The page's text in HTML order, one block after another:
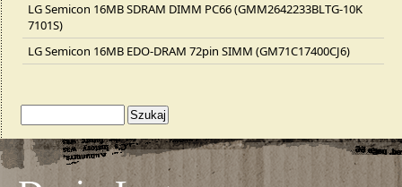
LG Semicon 16MB SDRAM DIMM PC66 (GMM2642233BLTG-10K
7101S)
LG Semicon 16MB EDO-DRAM 72pin SIMM (GM71C17400CJ6)